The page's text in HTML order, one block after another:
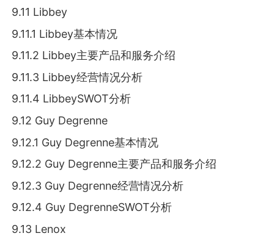
9.11 Libbey
9.11.1 Libbey基本情况
9.11.2 Libbey主要产品和服务介绍
9.11.3 Libbey经营情况分析
9.11.4 LibbeySWOT分析
9.12 Guy Degrenne
9.12.1 Guy Degrenne基本情况
9.12.2 Guy Degrenne主要产品和服务介绍
9.12.3 Guy Degrenne经营情况分析
9.12.4 Guy DegrenneSWOT分析
9.13 Lenox